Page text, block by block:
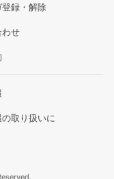
登録・解除
わせ
取り扱いに